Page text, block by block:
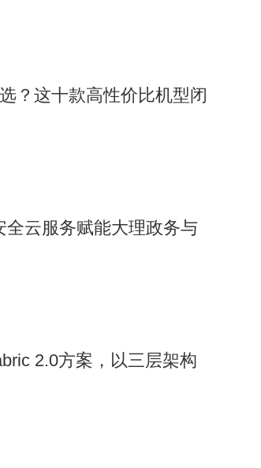
？这十款高性价比机型闭
全云服务赋能大理政务与
2.0方案，以三层架构